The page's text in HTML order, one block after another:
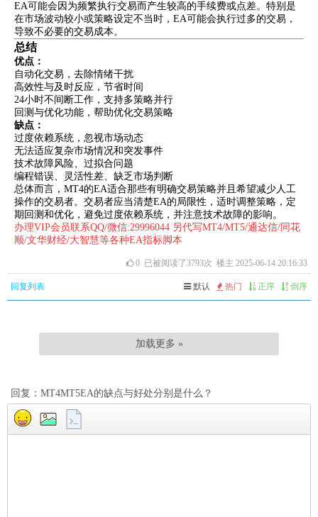
EA可能会因为频繁执行交易而产生较高的手续费或点差。特别是
在市场波动较小或策略设定不当时，EA可能会执行过多的交易，
导致不必要的交易成本。
总结
优点：
自动化交易，去除情绪干扰
高效性与及时反应，节省时间
24小时不间断工作，支持多策略并行
回测与优化功能，帮助优化交易策略
缺点：
过度依赖系统，忽视市场动态
无法适应复杂市场情况和突发事件
技术故障风险、过拟合问题
编程错误、灵活性差、缺乏市场判断
总体而言，MT4的EA适合那些有明确交易策略并且希望减少人工
操作的交易者。交易者应当清楚EA的局限性，适时调整策略，定
期回测和优化，避免过度依赖系统，并注意技术故障的影响。
办理VIP会员联系QQ/微信:29996044 另代写MT4/MT5/通达信/同花
顺/文华财经/大智慧等各种EA指标脚本
0 已被阅读了3793次 楼主 2025-06-14 20:16:33
回复列表 默认 热门 正序 倒序
加载更多 »
回复：MT4MT5EA的缺点与好处分别是什么？